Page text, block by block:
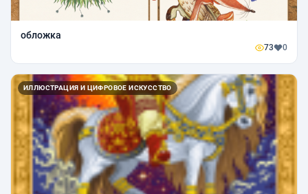
обложка
73 0
ИЛЛЮСТРАЦИЯ И ЦИФРОВОЕ ИСКУССТВО